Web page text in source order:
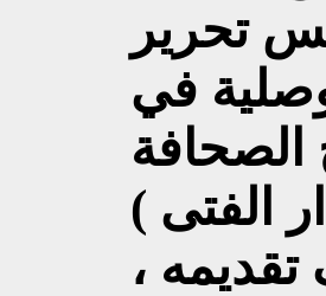
تحرير
في
الصحافة
الفتى )
تقديمه ،